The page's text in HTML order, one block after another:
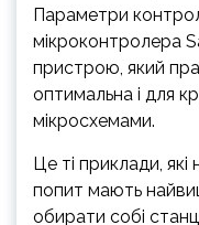
Параметри
мікроконтролера
пристрою, який
оптимальна і для
мікросхемами.
Це ті приклади, які
попит мають
обирати собі